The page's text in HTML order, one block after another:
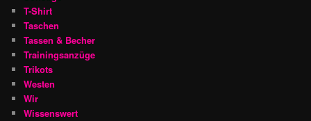
T-Shirt
Taschen
Tassen & Becher
Trainingsanzüge
Trikots
Westen
Wir
Wissenswert